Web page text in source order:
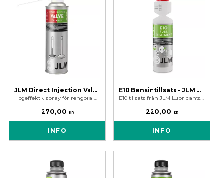
JLM Direct Injection Valve Cleaner 500 ml
Högeffektiv spray för rengöra motorns förbränningskammare, ventilskaft och säten från sot och kolavlagringar.
270,00 KR
INFO
E10 Bensintillsats - JLM Petrol E10 Fuel Treatment 250 ml
E10 tillsats från JLM Lubricants som är en heltäckande bensintillsats för att skydda mot skadliga effekter av etanol i E5 och E10 bränslen.
220,00 KR
INFO